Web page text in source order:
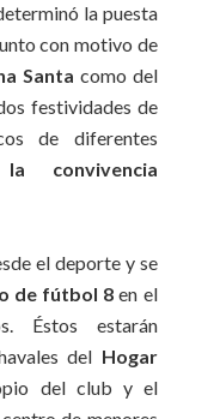
la puesta
con motivo de
Santa como del
festividades de
de diferentes
convivencia
el deporte y se
de fútbol 8 en el
Éstos estarán
del Hogar
del club y el